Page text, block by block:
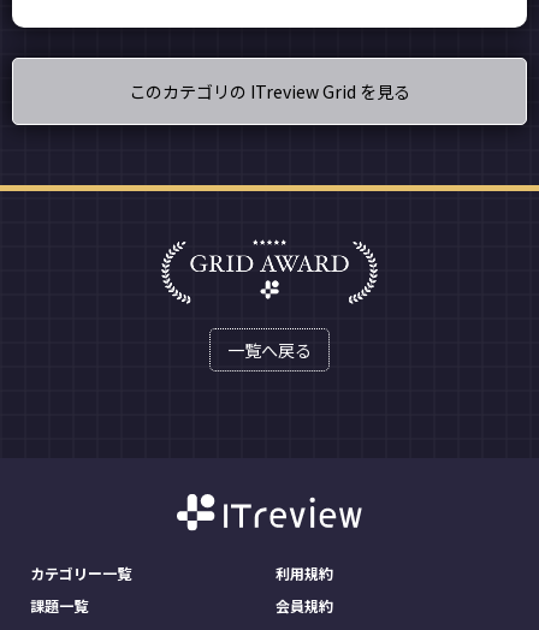
このカテゴリの ITreview Grid を見る
一覧へ戻る
カテゴリー一覧
課題一覧
利用規約
会員規約